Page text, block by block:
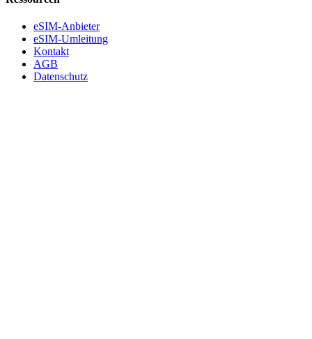
eSIM-Anbieter
eSIM-Umleitung
Kontakt
AGB
Datenschutz